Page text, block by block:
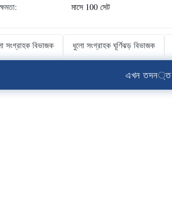
মাসে 100 সেট
সংগ্রাহক বিভাজক ধুলো সংগ্রাহক ঘূর্ণিঝড় বিভাজক
এখন তদন্ত